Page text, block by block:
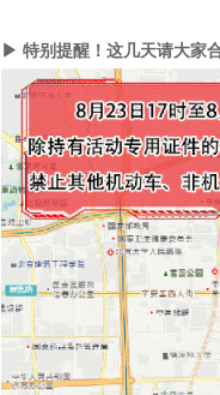
▶ 特别提醒！这几天请大家